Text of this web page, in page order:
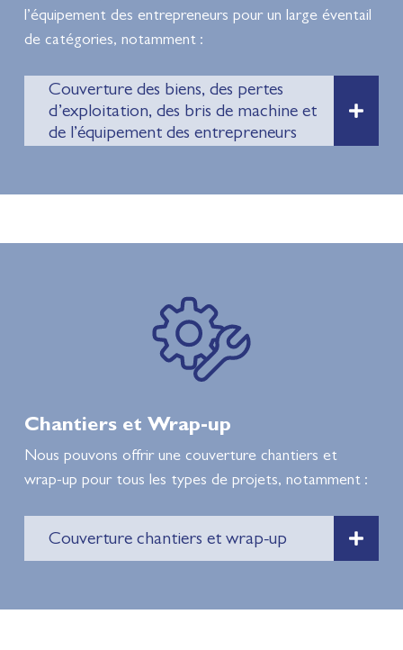
l’équipement des entrepreneurs pour un large éventail
de catégories, notamment :
Couverture des biens, des pertes
d’exploitation, des bris de machine et
de l’équipement des entrepreneurs
Chantiers et Wrap-up
Nous pouvons offrir une couverture chantiers et
wrap-up pour tous les types de projets, notamment :
Couverture chantiers et wrap-up